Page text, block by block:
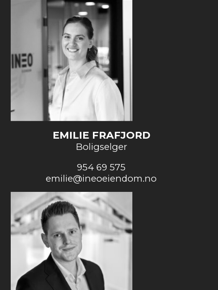
EMILIE FRAFJORD
Boligselger
954 69 575
emilie@ineoeiendom.no